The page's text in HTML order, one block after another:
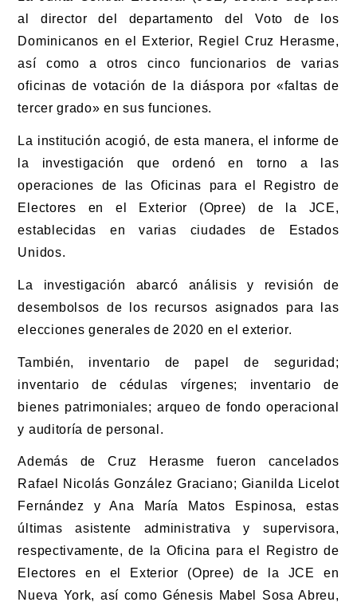
al director del departamento del Voto de los
Dominicanos en el Exterior, Regiel Cruz Herasme,
así como a otros cinco funcionarios de varias
oficinas de votación de la diáspora por «faltas de
tercer grado» en sus funciones.
La institución acogió, de esta manera, el informe de
la investigación que ordenó en torno a las
operaciones de las Oficinas para el Registro de
Electores en el Exterior (Opree) de la JCE,
establecidas en varias ciudades de Estados
Unidos.
La investigación abarcó análisis y revisión de
desembolsos de los recursos asignados para las
elecciones generales de 2020 en el exterior.
También, inventario de papel de seguridad;
inventario de cédulas vírgenes; inventario de
bienes patrimoniales; arqueo de fondo operacional
y auditoría de personal.
Además de Cruz Herasme fueron cancelados
Rafael Nicolás González Graciano; Gianilda Licelot
Fernández y Ana María Matos Espinosa, estas
últimas asistente administrativa y supervisora,
respectivamente, de la Oficina para el Registro de
Electores en el Exterior (Opree) de la JCE en
Nueva York, así como Génesis Mabel Sosa Abreu,